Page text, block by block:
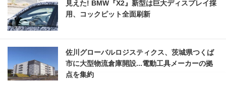
見えた! BMW『X2』新型は巨大ディスプレイ採
用、コックピット全面刷新
佐川グローバルロジスティクス、茨城県つくば
市に大型物流倉庫開設...電動工具メーカーの拠
点を集約